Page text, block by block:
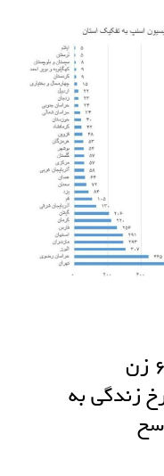
منفعت‌مندی چهار هزار و ۶۲۸ زن
زندگی به